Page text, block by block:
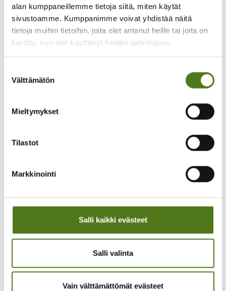
alan kumppaneillemme tietoja siitä, miten käytät
sivustoamme. Kumppanimme voivat yhdistää näitä
tietoja muihin tietoihin, joita olet antanut heille tai joita on
kerätty, kun olet käyttänyt heidän palvelujaan.
valinta
Välttämätön
Mieltymykset
Tilastot
Markkinointi
Salli kaikki evästeet
Salli valinta
Vain välttämättömät evästeet
Epilepsia ei ole vain yksi sairaus. Epilepsiat ovat
joukko erilaisia neurologisia sairauksia, joista osa on
harvinaissairauksia.
Valtaosalla epilepsia on hyvän hoidon ansiosta hyvin
hallinnassa. Joidenkin elämää epilepsia kuitenkin
haittaa merkittävästi hoidosta huolimatta.
Mitä mieltä olet sivun sisällöstä?
Hyödyllinen
Ymmärrettävä
Epäselvä
Turha